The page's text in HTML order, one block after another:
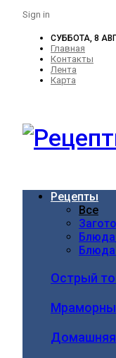
Sign in
СУББОТА, 8
Главная
Контакты
Лента
Карта
Рецепты
Все
Блюда
Острый
Домашняя